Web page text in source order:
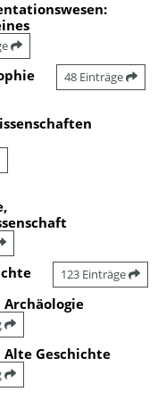
48 Einträge
123 Einträge
Archäologie
Alte Geschichte